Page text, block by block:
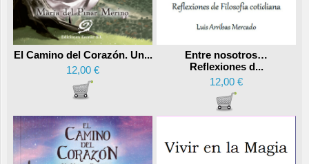
El Camino del Corazón. Un...
12,00 €
Entre nosotros…
Reflexiones d...
12,00 €